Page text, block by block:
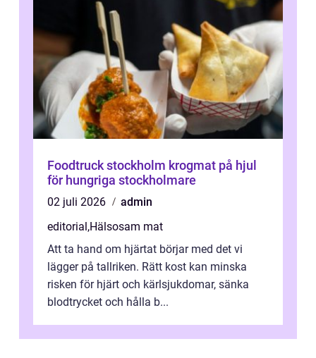
Foodtruck stockholm krogmat på hjul
för hungriga stockholmare
02 juli 2026
admin
editorial,Hälsosam mat
Att ta hand om hjärtat börjar med det vi
lägger på tallriken. Rätt kost kan minska
risken för hjärt och kärlsjukdomar, sänka
blodtrycket och hålla b...